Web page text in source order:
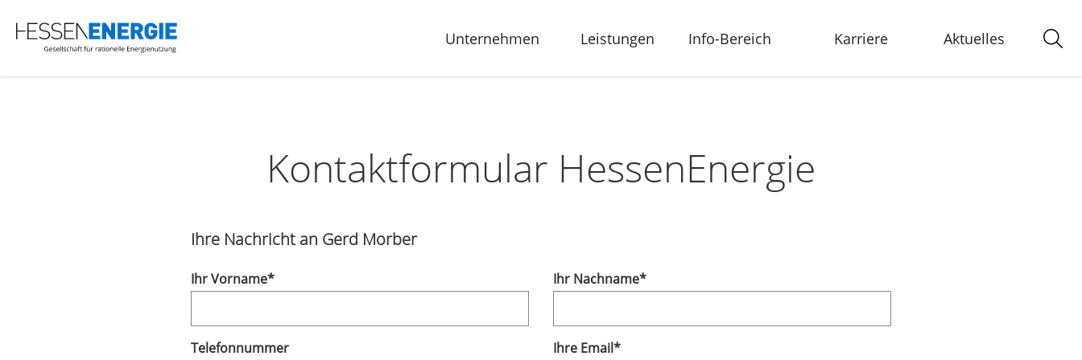
Unternehmen Leistungen Info-Bereich Karriere Aktuelles
Kontaktformular HessenEnergie
Ihre Nachricht an Gerd Morber
Ihr Vorname* Ihr Nachname*
Telefonnummer Ihre Email*